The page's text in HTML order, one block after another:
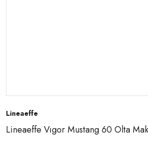
Lineaeffe
Lineaeffe Vıgor Mustang 60 Olta